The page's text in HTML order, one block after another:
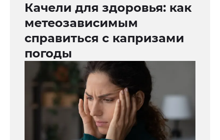
Качели для здоровья: как
метеозависимым
справиться с капризами
погоды